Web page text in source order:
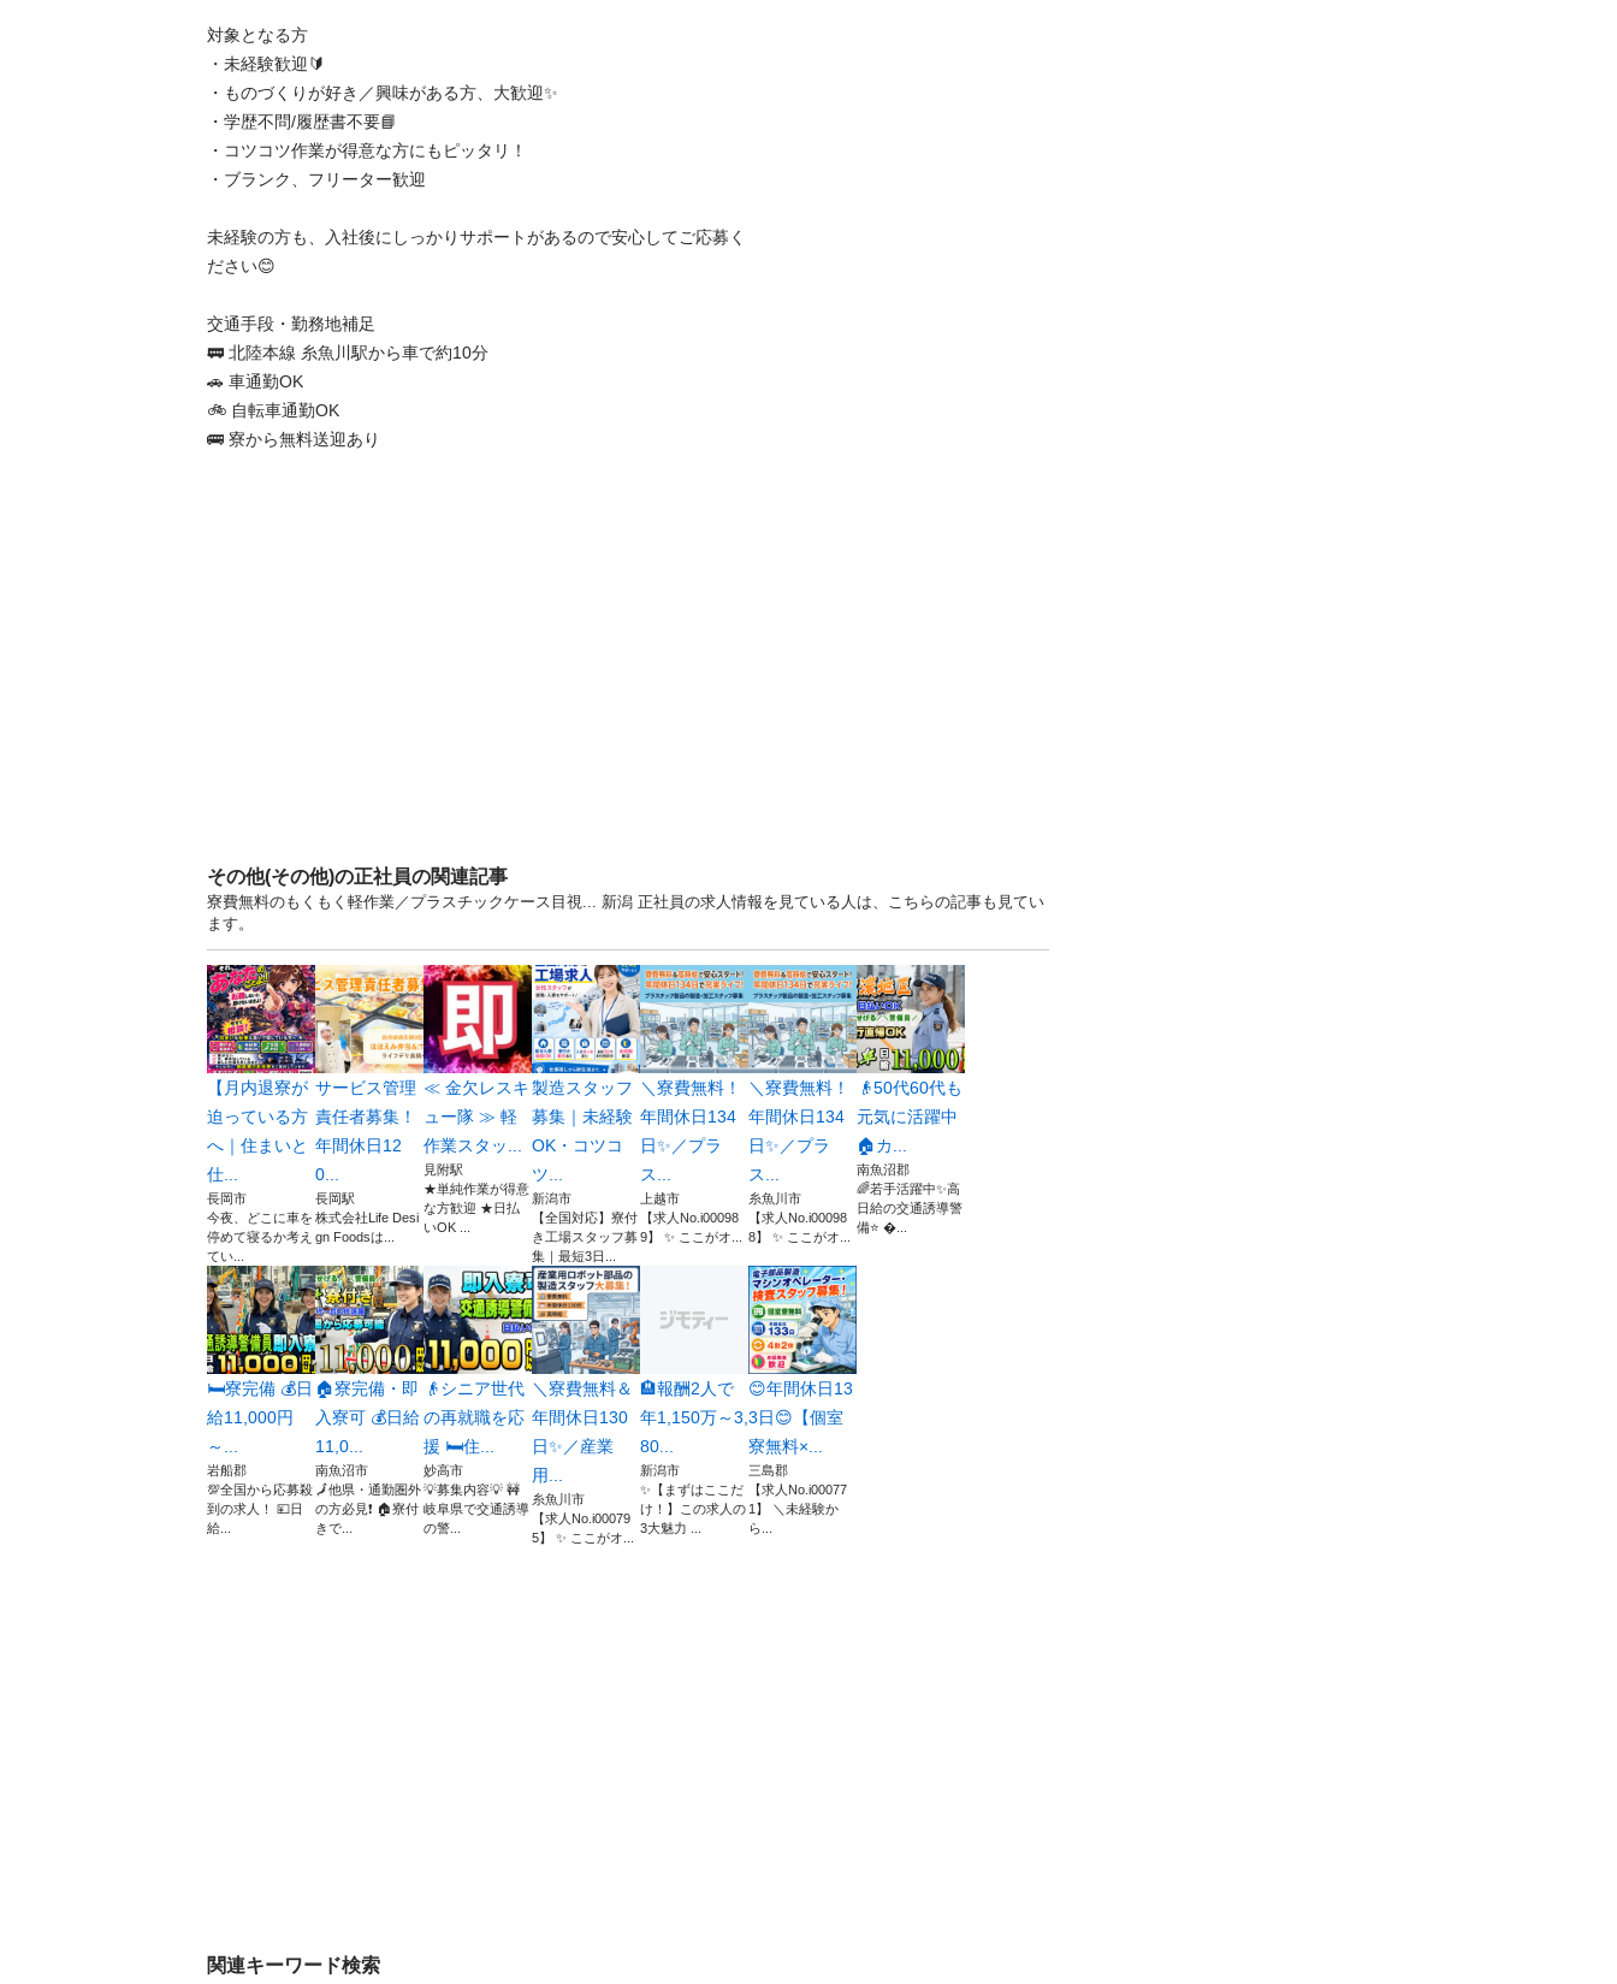
対象となる方
・未経験歓迎🔰
・ものづくりが好き／興味がある方、大歓迎✨
・学歴不問/履歴書不要📘
・コツコツ作業が得意な方にもピッタリ！
・ブランク、フリーター歓迎
未経験の方も、入社後にしっかりサポートがあるので安心してご応募く
ださい😊
交通手段・勤務地補足
🚃 北陸本線 糸魚川駅から車で約10分
🚗 車通勤OK
🚲 自転車通勤OK
🚌 寮から無料送迎あり
その他(その他)の正社員の関連記事
寮費無料のもくもく軽作業／プラスチックケース目視... 新潟 正社員の求人情報を見ている人は、こちらの記事も見てい
ます。
【月内退寮が
迫っている方
へ｜住まいと
仕...
長岡市
今夜、どこに車を
停めて寝るか考え
てい...
サービス管理
責任者募集！
年間休日12
0...
長岡駅
株式会社Life Desi
gn Foodsは...
≪ 金欠レスキ
ュー隊 ≫ 軽
作業スタッ...
見附駅
★単純作業が得意
な方歓迎 ★日払
いOK ...
製造スタッフ
募集｜未経験
OK・コツコ
ツ...
新潟市
【全国対応】寮付
き工場スタッフ募
集｜最短3日...
＼寮費無料！
年間休日134
日✨／プラ
ス...
上越市
【求人No.i00098
9】 ✨ ここがオ...
＼寮費無料！
年間休日134
日✨／プラ
ス...
糸魚川市
【求人No.i00098
8】 ✨ ここがオ...
👴50代60代も
元気に活躍中
🏠カ...
南魚沼郡
🌈若手活躍中✨高
日給の交通誘導警
備⭐ ...
🛏️寮完備 💰日
給11,000円
～...
岩船郡
💯全国から応募殺
到の求人！ 💴日
給...
🏠寮完備・即
入寮可 💰日給
11,0...
南魚沼市
🗾他県・通勤圏外
の方必見❗ 🏠寮付
きで...
👴シニア世代
の再就職を応
援 🛏️住...
妙高市
💡募集内容💡 🚧
岐阜県で交通誘導
の警...
＼寮費無料＆
年間休日130
日✨／産業
用...
糸魚川市
【求人No.i00079
5】 ✨ ここがオ...
🏨報酬2人で
年1,150万～3,
80...
新潟市
✨【まずはここだ
け！】この求人の
3大魅力 ...
😊年間休日13
3日😊【個室
寮無料×...
三島郡
【求人No.i00077
1】 ＼未経験か
ら...
関連キーワード検索